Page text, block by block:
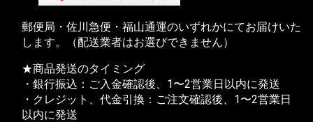
郵便局・佐川急便・福山通運のいずれかにてお届けいた
します。（配送業者はお選びできません）
★商品発送のタイミング
・銀行振込：ご入金確認後、1〜2営業日以内に発送
・クレジット、代金引換：ご注文確認後、1〜2営業日
以内に発送